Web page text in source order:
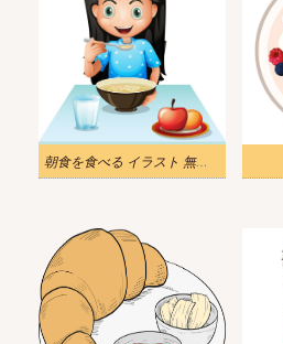
朝食を食べる イラスト 無料画像